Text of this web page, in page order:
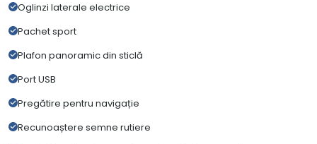
Oglinzi laterale electrice
Pachet sport
Plafon panoramic din sticlă
Port USB
Pregătire pentru navigație
Recunoaștere semne rutiere